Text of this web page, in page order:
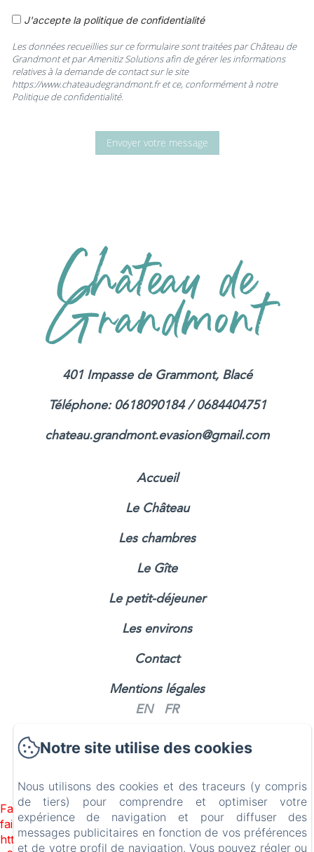
J'accepte la politique de confidentialité
Les données recueillies sur ce formulaire sont traitées par Château de
Grandmont et par Amenitiz Solutions afin de gérer les informations
relatives à la demande de contact sur le site
https://www.chateaudegrandmont.fr et ce, conformément à notre
Politique de confidentialité.
Château de
Grandmont
401 Impasse de Grammont, Blacé
Téléphone: 0618090184 / 0684404751
chateau.grandmont.evasion@gmail.com
Accueil
Le Château
Les chambres
Le Gîte
Le petit-déjeuner
Les environs
Contact
Mentions légales
EN
FR
Failed to load BookingEngine/index: Loading chunk 1322
failed. (missing:
https://d1cmur5l0xva3h.cloudfront.net/packs/1322-
Notre site utilise des cookies
Nous utilisons des cookies et des traceurs (y compris
de tiers) pour comprendre et optimiser votre
expérience de navigation et pour diffuser des
messages publicitaires en fonction de vos préférences
et de votre profil de navigation. Vous pouvez régler ou